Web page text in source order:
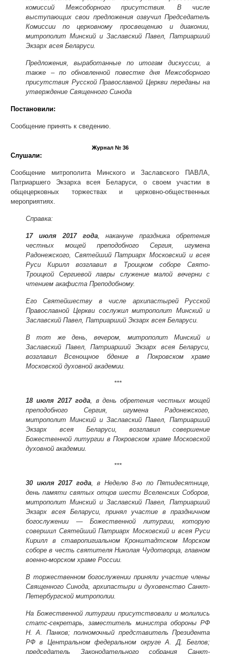
комиссий Межсоборного присутствия. В числе
выступающих свои предложения озвучил Председатель
Комиссии по церковному просвещению и диаконии,
митрополит Минский и Заславский Павел, Патриарший
Экзарх всея Беларуси.
Предложения, выработанные по итогам дискуссии, а
также – по обновленной повестке дня Межсоборного
присутствия Русской Православной Церкви переданы на
утверждение Священного Синода
Постановили:
Сообщение принять к сведению.
Журнал № 36
Слушали:
Сообщение митрополита Минского и Заславского ПАВЛА,
Патриаршего Экзарха всея Беларуси, о своем участии в
общецерковных торжествах и церковно-общественных
мероприятиях.
Справка:
17 июля 2017 года, накануне праздника обретения
честных мощей преподобного Сергия, игумена
Радонежского, Святейший Патриарх Московский и всея
Руси Кирилл возглавил в Троицком соборе Свято-
Троицкой Сергиевой лавры служение малой вечерни с
чтением акафиста Преподобному.
Его Святейшеству в числе архипастырей Русской
Православной Церкви сослужил митрополит Минский и
Заславский Павел, Патриарший Экзарх всея Беларуси.
В тот же день, вечером, митрополит Минский и
Заславский Павел, Патриарший Экзарх всея Беларуси,
возглавил Всенощное бдение в Покровском храме
Московской духовной академии.
***
18 июля 2017 года, в день обретения честных мощей
преподобного Сергия, игумена Радонежского,
митрополит Минский и Заславский Павел, Патриарший
Экзарх всея Беларуси, возглавил совершение
Божественной литургии в Покровском храме Московской
духовной академии.
***
30 июля 2017 года, в Неделю 8-ю по Пятидесятнице,
день памяти святых отцов шести Вселенских Соборов,
митрополит Минский и Заславский Павел, Патриарший
Экзарх всея Беларуси, принял участие в праздничном
богослужении — Божественной литургии, которую
совершил Святейший Патриарх Московский и всея Руси
Кирилл в ставропигиальном Кронштадтском Морском
соборе в честь святителя Николая Чудотворца, главном
военно-морском храме России.
В торжественном богослужении приняли участие члены
Священного Синода, архипастыри и духовенство Санкт-
Петербургской митрополии.
На Божественной литургии присутствовали и молились
статс-секретарь, заместитель министра обороны РФ
Н. А. Панков; полномочный представитель Президента
РФ в Центральном федеральном округе А. Д. Беглов;
председатель Законодательного собрания Санкт-